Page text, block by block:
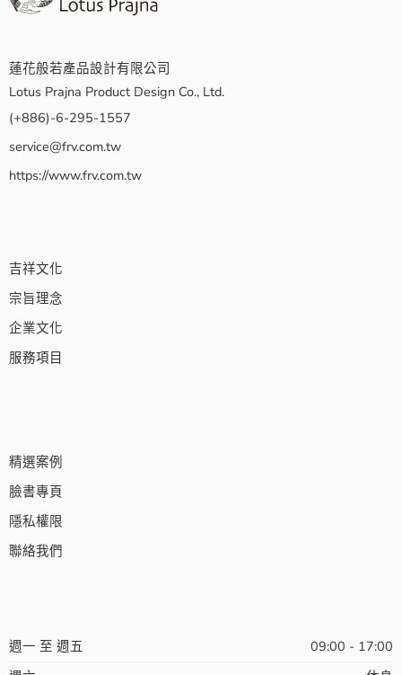
蓮花般若產品設計有限公司
Lotus Prajna Product Design Co., Ltd.
(+886)-6-295-1557
service@frv.com.tw
https://www.frv.com.tw
吉祥文化
宗旨理念
企業文化
服務項目
精選案例
臉書專頁
隱私權限
聯絡我們
週一 至 週五
09:00 - 17:00